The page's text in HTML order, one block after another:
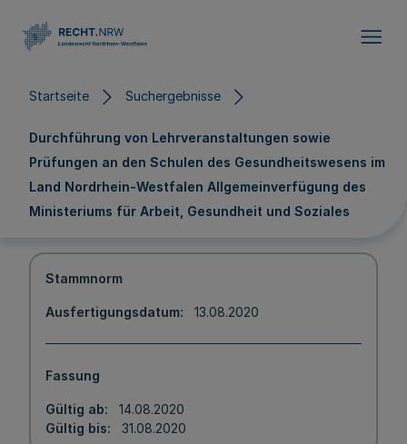
Startseite Suchergebnisse
Durchführung von Lehrveranstaltungen sowie
Prüfungen an den Schulen des Gesundheitswesens im
Land Nordrhein-Westfalen Allgemeinverfügung des
Ministeriums für Arbeit, Gesundheit und Soziales
Stammnorm
Ausfertigungsdatum 13.08.2020
Fassung
Gültig ab
14.08.2020
Gültig bis
31.08.2020